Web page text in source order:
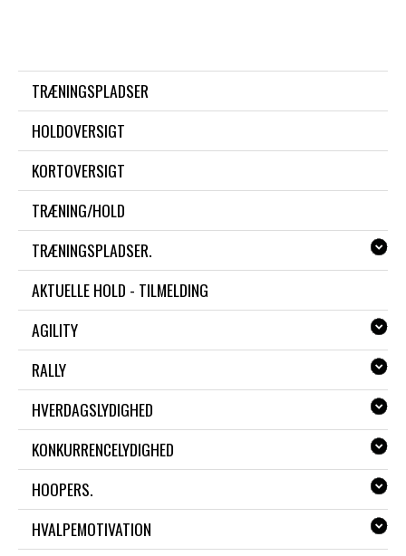
TRÆNINGSPLADSER
HOLDOVERSIGT
KORTOVERSIGT
TRÆNING/HOLD
TRÆNINGSPLADSER.
AKTUELLE HOLD - TILMELDING
AGILITY
RALLY
HVERDAGSLYDIGHED
KONKURRENCELYDIGHED
HOOPERS.
HVALPEMOTIVATION